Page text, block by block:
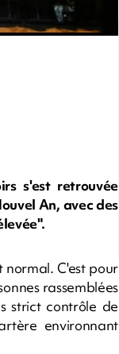
s'est retrouvée
An, avec des
normal. C'est pour
rassemblées
strict contrôle de
environnant